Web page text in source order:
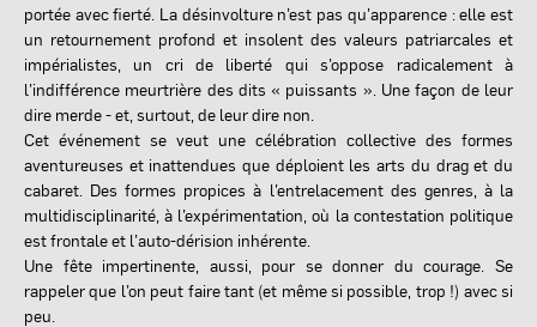
portée avec fierté. La désinvolture n’est pas qu’apparence : elle est
un retournement profond et insolent des valeurs patriarcales et
impérialistes, un cri de liberté qui s’oppose radicalement à
l’indifférence meurtrière des dits « puissants ». Une façon de leur
dire merde - et, surtout, de leur dire non.
Cet événement se veut une célébration collective des formes
aventureuses et inattendues que déploient les arts du drag et du
cabaret. Des formes propices à l’entrelacement des genres, à la
multidisciplinarité, à l’expérimentation, où la contestation politique
est frontale et l’auto-dérision inhérente.
Une fête impertinente, aussi, pour se donner du courage. Se
rappeler que l’on peut faire tant (et même si possible, trop !) avec si
peu.